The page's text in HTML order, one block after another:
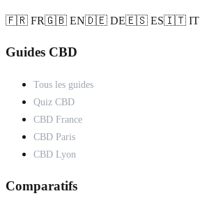
🇫🇷 FR🇬🇧 EN🇩🇪 DE🇪🇸 ES🇮🇹 IT
Guides CBD
Tous les guides
Quiz CBD
CBD France
CBD Paris
CBD Lyon
Comparatifs